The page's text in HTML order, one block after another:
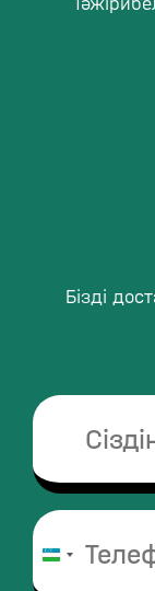
Бізді
Uzbekistan